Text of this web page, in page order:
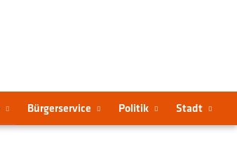
Stadt
Politik
Bürgerservice